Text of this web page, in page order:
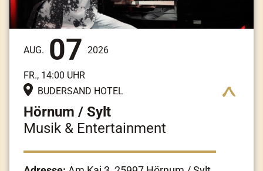
AUG. 07 2026
FR., 14:00 UHR
BUDERSAND HOTEL
Hörnum / Sylt
Musik & Entertainment